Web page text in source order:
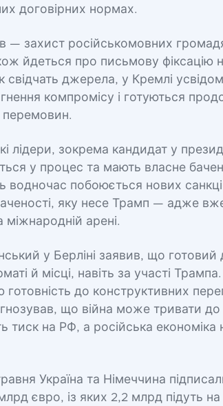
договірних нормах.
— захист російськомовних
йдеться про письмову фіксацію
свідчать джерела, у Кремлі
компромісу і готуються
перемовин.
лідери, зокрема кандидат у
у процес та мають власне
водночас побоюється нових
яку несе Трамп — адже
міжнародній арені.
у Берліні заявив, що готовий
й місці, навіть за участі Трампа.
готовність до конструктивних
що війна може тривати
тиск на РФ, а російська економіка
Україна та Німеччина
євро, із яких 2,2 млрд підуть